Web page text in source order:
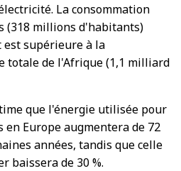
La consommation
(318 millions d'habitants)
supérieure à la
totale de l'Afrique (1,1 milliard
que l'énergie utilisée pour
Europe augmentera de 72
années, tandis que celle
baissera de 30 %.